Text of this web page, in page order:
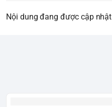
Nội dung đang được cập nhật